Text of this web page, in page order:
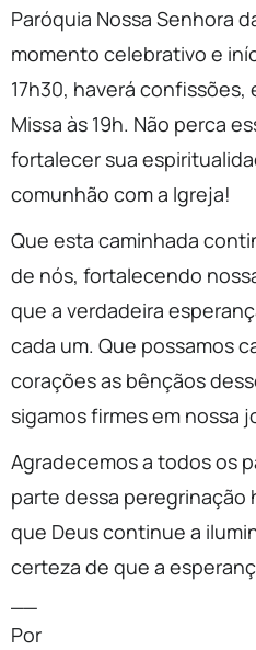
Paróquia Nossa Senhora
momento celebrativo e
17h30, haverá
Missa às 19h. Não perca
fortalecer sua
comunhão com a Igreja!
Que esta caminhada
de nós, fortalecendo
que a verdadeira
cada um. Que possamos
corações as bênçãos
sigamos firmes em nossa
Agradecemos a todos os
parte dessa peregrinação
que Deus continue a
certeza de que a
Por